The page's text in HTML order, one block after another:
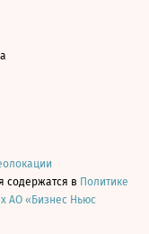
содержатся в Политике
АО «Бизнес Ньюс